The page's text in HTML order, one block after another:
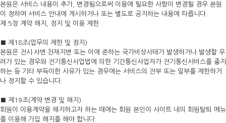
본원은 서비스 내용이 추가, 변경됨으로써 이용에 필요한 사항이 변경될 경우 본원
이 정하여 서비스 안내에 게시하거나 또는 별도로 공지하는 내용에 따릅니다.
제 5장 계약 해지, 정지 및 이용 제한
■ 제18조(업무의 제한 및 정지)
본원은 전시·사변·천재지변 또는 이에 준하는 국가비상사태가 발생하거나 발생할 우
려가 있는 경우와 전기통신사업법에 의한 기간통신사업자가 전기통신서비스를 중지
하는 등 기타 부득이한 사유가 있는 경우에는 서비스의 전부 또는 일부를 제한하거
나 정지할 수 있습니다.
■ 제19조(계약 변경 및 해지)
회원이 이용계약을 해지하고자 하는 때에는 회원 본인이 사이트 내의 회원탈퇴 메뉴
를 이용해 가입 해지를 해야 합니다.